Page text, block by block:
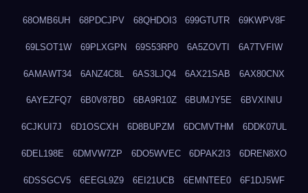
68OMB6UH 68PDCJPV 68QHDOI3 699GTUTR 69KWPV8F
69LSOT1W 69PLXGPN 69S53RP0 6A5ZOVTI 6A7TVFIW
6AMAWT34 6ANZ4C8L 6AS3LJQ4 6AX21SAB 6AX80CNX
6AYEZFQ7 6B0V87BD 6BA9R10Z 6BUMJY5E 6BVXINIU
6CJKUI7J 6D1OSCXH 6D8BUPZM 6DCMVTHM 6DDK07UL
6DEL198E 6DMVW7ZP 6DO5WVEC 6DPAK2I3 6DREN8XO
6DSSGCV5 6EEGL9Z9 6EI21UCB 6EMNTEE0 6F1DJ5WF